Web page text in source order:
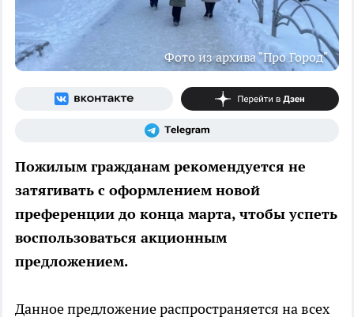
Фото из архива "Про Город"
Пожилым гражданам рекомендуется не
затягивать с оформлением новой
преференции до конца марта, чтобы успеть
воспользоваться акционным
предложением.
Данное предложение распространяется на всех